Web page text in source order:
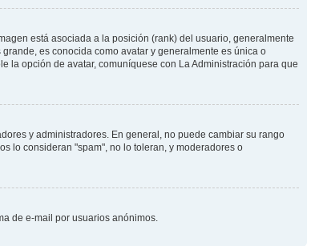
está asociada a la posición (rank) del usuario, generalmente
es conocida como avatar y generalmente es única o
la opción de avatar, comuníquese con La Administración para que
y administradores. En general, no puede cambiar su rango
lo consideran "spam", no lo toleran, y moderadores o
de e-mail por usuarios anónimos.